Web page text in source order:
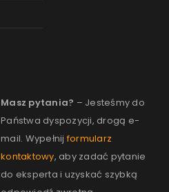
Masz pytania? – Jesteśmy do
Państwa dyspozycji, drogą e-
mail. Wypełnijformularz
kontaktowy, aby zadać pytanie
do eksperta i uzyskać szybką